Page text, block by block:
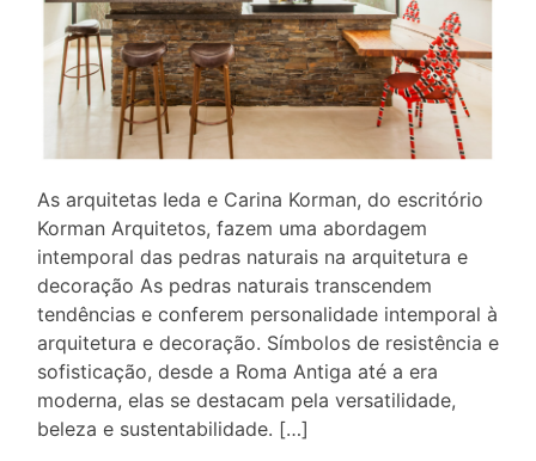
As arquitetas Ieda e Carina Korman, do escritório
Korman Arquitetos, fazem uma abordagem
intemporal das pedras naturais na arquitetura e
decoração As pedras naturais transcendem
tendências e conferem personalidade intemporal à
arquitetura e decoração. Símbolos de resistência e
sofisticação, desde a Roma Antiga até a era
moderna, elas se destacam pela versatilidade,
beleza e sustentabilidade. […]